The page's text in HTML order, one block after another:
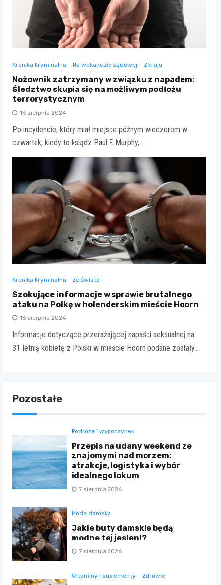
Kronika Kryminalna Na wokandzie sądowej Z kraju
Nożownik zatrzymany w związku z napadem:
Śledztwo skupia się na możliwym podłożu
terrorystycznym
16 sierpnia 2024
Po incydencie, który miał miejsce późnym wieczorem w
czwartek, kiedy to ksiądz Paul F. Murphy,…
Kronika Kryminalna Ze świata
Szokujące informacje w sprawie brutalnego
ataku na Polkę w holenderskim mieście Hoorn
16 sierpnia 2024
Informacje dotyczące przerażającej napaści seksualnej na
31-letnią kobietę z Polski w mieście Hoorn podane zostały…
Pozostałe
Podróże i wypoczynek
Przepis na udany weekend ze
znajomymi nad morzem:
atrakcje, logistyka i wybór
idealnego lokum
7 sierpnia 2026
Moda damska
Jakie buty damskie będą
modne tej jesieni?
7 sierpnia 2026
Witaminy i suplementy Zdrowie